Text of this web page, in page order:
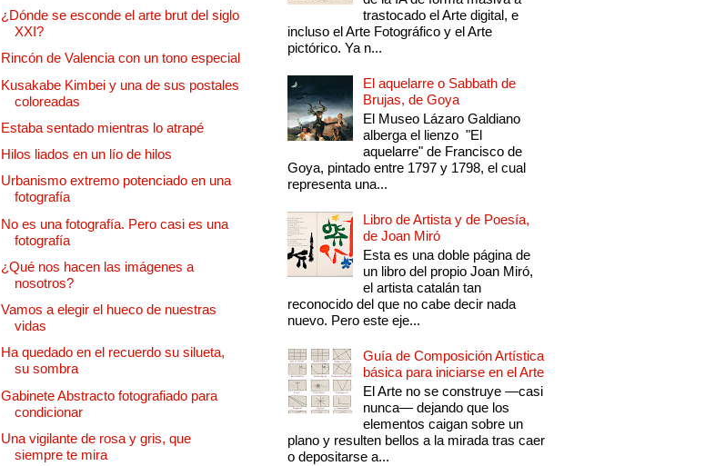
¿Dónde se esconde el arte brut del siglo
XXI?
Rincón de Valencia con un tono especial
Kusakabe Kimbei y una de sus postales
coloreadas
Estaba sentado mientras lo atrapé
Hilos liados en un lío de hilos
Urbanismo extremo potenciado en una
fotografía
No es una fotografía. Pero casi es una
fotografía
¿Qué nos hacen las imágenes a
nosotros?
Vamos a elegir el hueco de nuestras
vidas
Ha quedado en el recuerdo su silueta,
su sombra
Gabinete Abstracto fotografiado para
condicionar
Una vigilante de rosa y gris, que
siempre te mira
trastocado el Arte digital, e
incluso el Arte Fotográfico y el Arte
pictórico. Ya n...
El aquelarre o Sabbath de
Brujas, de Goya
El Museo Lázaro Galdiano
alberga el lienzo "El
aquelarre" de Francisco de
Goya, pintado entre 1797 y 1798, el cual
representa una...
Libro de Artista y de Poesía,
de Joan Miró
Esta es una doble página de
un libro del propio Joan Miró,
el artista catalán tan
reconocido del que no cabe decir nada
nuevo. Pero este eje...
Guía de Composición Artística
básica para iniciarse en el Arte
El Arte no se construye —casi
nunca— dejando que los
elementos caigan sobre un
plano y resulten bellos a la mirada tras caer
o depositarse a...